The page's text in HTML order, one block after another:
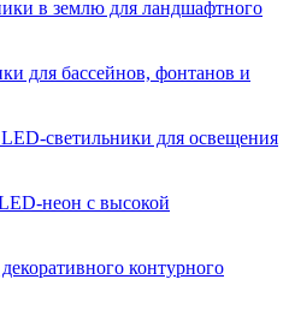
в землю для ландшафтного
для бассейнов, фонтанов и
светильники для освещения
неон с высокой
контурного